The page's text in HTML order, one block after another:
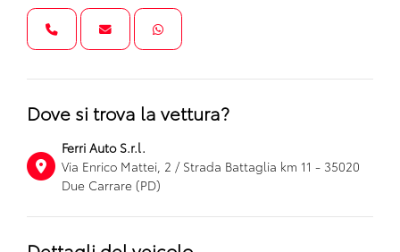
Dove si trova la vettura?
Ferri Auto S.r.l.
Via Enrico Mattei, 2 / Strada Battaglia km 11 - 35020
Due Carrare (PD)